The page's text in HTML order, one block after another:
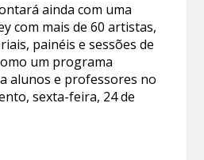
ainda com uma
com mais de 60 artistas,
painéis e sessões de
um programa
alunos e professores no
sexta-feira, 24 de